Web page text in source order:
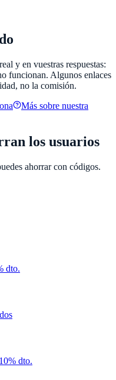
y en vuestras respuestas:
funcionan. Algunos enlaces
no la comisión.
Más sobre nuestra
los usuarios
ahorrar con códigos.
dto.
dto.